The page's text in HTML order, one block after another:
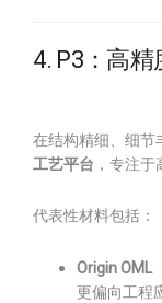
4. P3：高
在结构精细、细节
工艺平台 ，专注
代表性材料包括：
Origin OML
更偏向工程